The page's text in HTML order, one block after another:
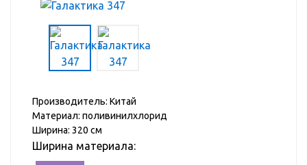
Производитель: Китай
Материал: поливинилхлорид
Ширина: 320 см
Ширина материала: